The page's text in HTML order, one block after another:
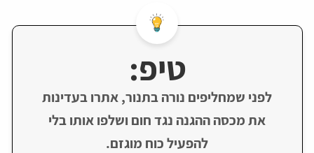
טיפ:
לפני שמחליפים נורה בתנור, אתרו בעדינות
את מכסה ההגנה נגד חום ושלפו אותו בלי
להפעיל כוח מוגזם.